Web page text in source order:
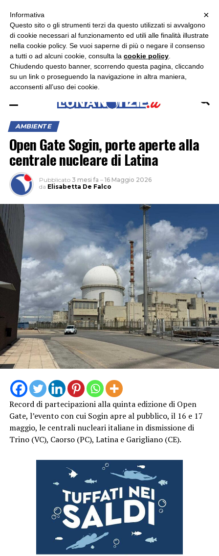
ASCOLTA RADIO LUNA
AMBIENTE
Open Gate Sogin, porte aperte alla
centrale nucleare di Latina
Pubblicato 3 mesi fa – 16 Maggio 2026
da Elisabetta De Falco
Record di partecipazioni alla quinta edizione di Open
Gate, l’evento con cui Sogin apre al pubblico, il 16 e 17
maggio, le centrali nucleari italiane in dismissione di
Trino (VC), Caorso (PC), Latina e Garigliano (CE).
×
×
Informativa
Questo sito o gli strumenti terzi da questo utilizzati si avvalgono
di cookie necessari al funzionamento ed utili alle finalità illustrate
nella cookie policy. Se vuoi saperne di più o negare il consenso
a tutti o ad alcuni cookie, consulta la cookie policy
Chiudendo questo banner, scorrendo questa pagina, cliccando
su un link o proseguendo la navigazione in altra maniera,
acconsenti all’uso dei cookie.